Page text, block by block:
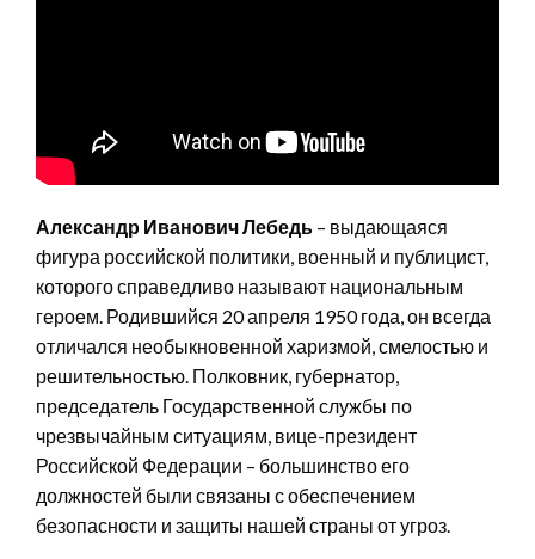
Александр Иванович Лебедь – выдающаяся
фигура российской политики, военный и публицист,
которого справедливо называют национальным
героем. Родившийся 20 апреля 1950 года, он всегда
отличался необыкновенной харизмой, смелостью и
решительностью. Полковник, губернатор,
председатель Государственной службы по
чрезвычайным ситуациям, вице-президент
Российской Федерации – большинство его
должностей были связаны с обеспечением
безопасности и защиты нашей страны от угроз.